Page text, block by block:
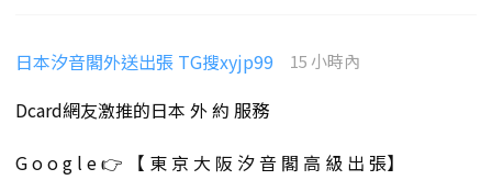
日本汐音閣外送出張 TG搜xyjp99 15 小時內
Dcard網友激推的日本 外 約 服務
G o o g l e 👉 【 東 京 大 阪 汐 音 閣 高 級 出 張】